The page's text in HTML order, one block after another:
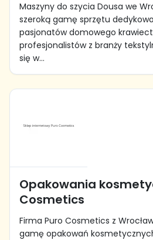
Maszyny do szycia Dousa we
szeroką gamę sprzętu
pasjonatów domowego
profesjonalistów z branży
się w...
Opakowania
Cosmetics
Firma Puro Cosmetics z
gamę opakowań